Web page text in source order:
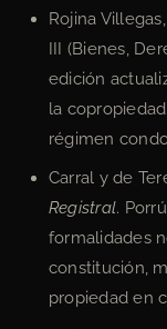
Rojina
III (Bienes,
edición
la
régimen
Carral y de
Registral.
formalidades
constitución,
propiedad en